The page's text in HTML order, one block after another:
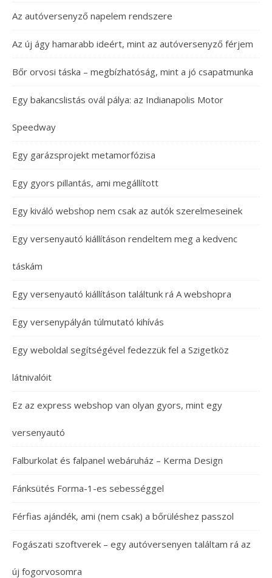
Az autóversenyző napelem rendszere
Az új ágy hamarabb ideért, mint az autóversenyző férjem
Bőr orvosi táska – megbízhatóság, mint a jó csapatmunka
Egy bakancslistás ovál pálya: az Indianapolis Motor
Speedway
Egy garázsprojekt metamorfózisa
Egy gyors pillantás, ami megállított
Egy kiváló webshop nem csak az autók szerelmeseinek
Egy versenyautó kiállításon rendeltem meg a kedvenc
táskám
Egy versenyautó kiállításon találtunk rá A webshopra
Egy versenypályán túlmutató kihívás
Egy weboldal segítségével fedezzük fel a Szigetköz
látnivalóit
Ez az express webshop van olyan gyors, mint egy
versenyautó
Falburkolat és falpanel webáruház – Kerma Design
Fánksütés Forma-1-es sebességgel
Férfias ajándék, ami (nem csak) a bőrüléshez passzol
Fogászati szoftverek – egy autóversenyen találtam rá az
új fogorvosomra